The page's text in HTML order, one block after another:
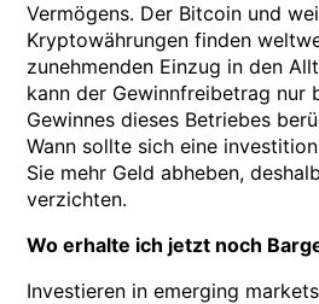
Vermögens. Der Bitcoin und
Kryptowährungen finden
zunehmenden Einzug in den
kann der Gewinnfreibetrag nur
Gewinnes dieses Betriebes
Wann sollte sich eine
Sie mehr Geld abheben,
verzichten.
Wo erhalte ich jetzt noch
Investieren in emerging